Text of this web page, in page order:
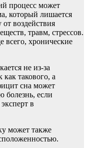
процесс может
который лишается
воздействия
травм, стрессов.
всего, хронические
не из-за
такового, а
сна может
болезнь, если
в
может также